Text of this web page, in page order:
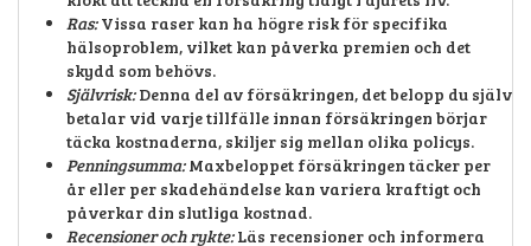
Ras:Vissa raser kan ha högre risk för specifika
hälsoproblem, vilket kan påverka premien och det
skydd som behövs.
Självrisk:Denna del av försäkringen, det belopp du själv
betalar vid varje tillfälle innan försäkringen börjar
täcka kostnaderna, skiljer sig mellan olika policys.
Penningsumma:Maxbeloppet försäkringen täcker per
år eller per skadehändelse kan variera kraftigt och
påverkar din slutliga kostnad.
Recensioner och rykte:Läs recensioner och informera